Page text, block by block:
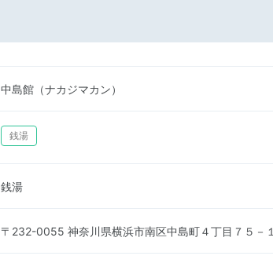
中島館（ナカジマカン）
銭湯
銭湯
〒232-0055 神奈川県横浜市南区中島町４丁目７５－１